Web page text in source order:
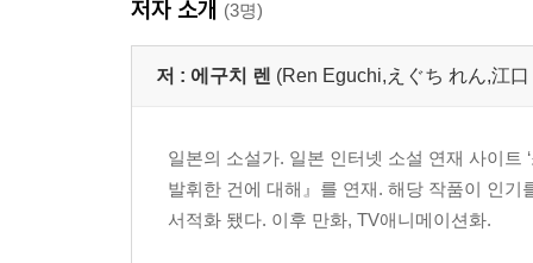
저자 소개 (3명)
저 : 에구치 렌 (Ren Eguchi,えぐち れん,江口
일본의 소설가. 일본 인터넷 소설 연재 사이트
발휘한 건에 대해』를 연재. 해당 작품이 인
서적화 됐다. 이후 만화, TV애니메이션화.